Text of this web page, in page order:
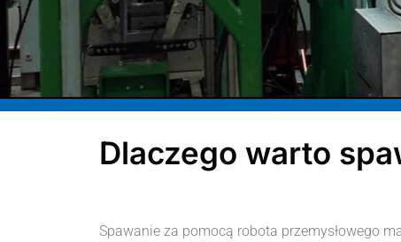
Dlaczego warto
Spawanie za pomocą robota przemysłowego